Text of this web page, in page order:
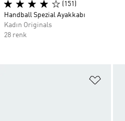
(151)
Handball Spezial Ayakkabı
Kadın Originals
28 renk